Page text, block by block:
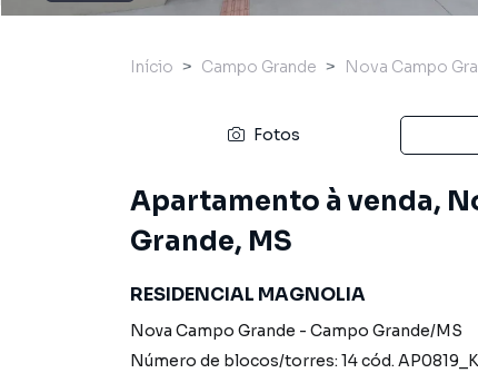
Início Campo Grande Nova Campo
Fotos
Apartamento à venda,
Grande, MS
RESIDENCIAL MAGNOLIA
Nova Campo Grande - Campo Grande/MS
Número de blocos/torres: 14cód.